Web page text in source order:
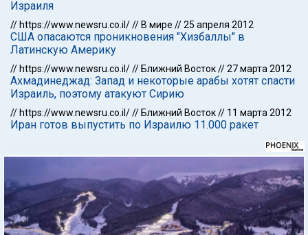
Израиля
// https://www.newsru.co.il/// В мире //25 апреля 2012
США опасаются проникновения "Хизбаллы" в
Латинскую Америку
// https://www.newsru.co.il/// Ближний Восток//27 марта 2012
Ахмадинеджад: Запад и некоторые арабы хотят спасти
Израиль, поэтому атакуют Сирию
// https://www.newsru.co.il/// Ближний Восток// 11 марта 2012
Иран готов выпустить по Израилю 11.000 ракет